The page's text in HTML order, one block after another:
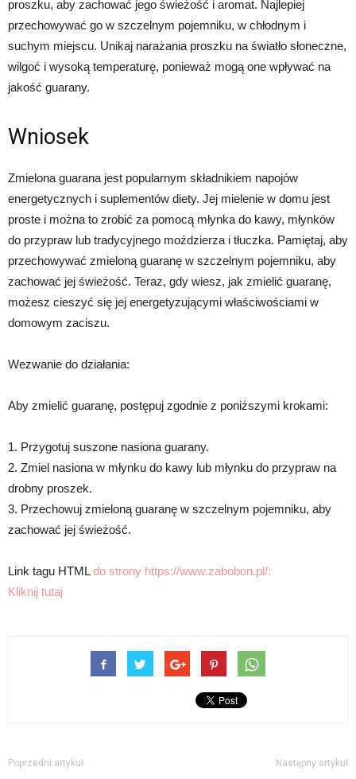
proszku, aby zachować jego świeżość i aromat. Najlepiej
przechowywać go w szczelnym pojemniku, w chłodnym i
suchym miejscu. Unikaj narażania proszku na światło słoneczne,
wilgoć i wysoką temperaturę, ponieważ mogą one wpływać na
jakość guarany.
Wniosek
Zmielona guarana jest popularnym składnikiem napojów
energetycznych i suplementów diety. Jej mielenie w domu jest
proste i można to zrobić za pomocą młynka do kawy, młynków
do przypraw lub tradycyjnego moździerza i tłuczka. Pamiętaj, aby
przechowywać zmieloną guaranę w szczelnym pojemniku, aby
zachować jej świeżość. Teraz, gdy wiesz, jak zmielić guaranę,
możesz cieszyć się jej energetyzującymi właściwościami w
domowym zaciszu.
Wezwanie do działania:
Aby zmielić guaranę, postępuj zgodnie z poniższymi krokami:
1. Przygotuj suszone nasiona guarany.
2. Zmiel nasiona w młynku do kawy lub młynku do przypraw na
drobny proszek.
3. Przechowuj zmieloną guaranę w szczelnym pojemniku, aby
zachować jej świeżość.
Link tagu HTMLdo strony https://www.zabobon.pl/:
Kliknij tutaj
Poprzedni artykuł Następny artykuł